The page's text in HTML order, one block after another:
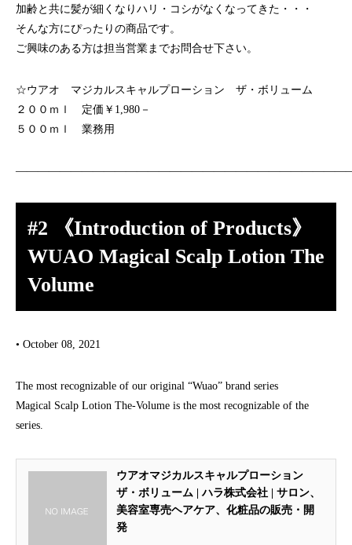
加齢と共に髪が細くなりハリ・コシがなくなってきた・・・
そんな方にぴったりの商品です。
ご興味のある方は担当営業までお問合せ下さい。
☆ウアオ マジカルスキャルプローション ザ・ボリューム
２００ｍｌ 定価￥1,980－
５００ｍｌ 業務用
#2 《Introduction of Products》
WUAO Magical Scalp Lotion The
Volume
• October 08, 2021
The most recognizable of our original “Wuao” brand series
Magical Scalp Lotion The-Volume is the most recognizable of the
series.
ウアオマジカルスキャルプローション
ザ・ボリューム | ハラ株式会社 | サロン、
美容室専売ヘアケア、化粧品の販売・開
発